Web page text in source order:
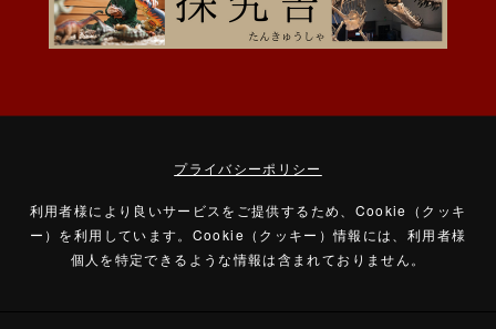
プライバシーポリシー
利用者様により良いサービスをご提供するため、Cookie（クッキ
ー）を利用しています。 Cookie（クッキー）情報には、利用者様
個人を特定できるような情報は含まれておりません。